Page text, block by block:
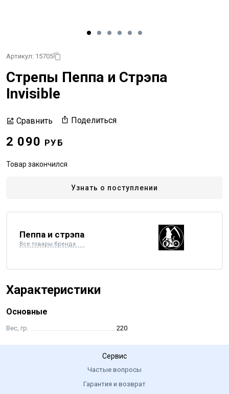
Артикул: 15705
Стрепы Пеппа и Стрэпа
Invisible
Сравнить Поделиться
2 090 РУБ
Товар закончился
Узнать о поступлении
Пеппа и стрэпа
Все товары бренда
Характеристики
Основные
Вес, гр. 220
Сервис
Частые вопросы
Гарантия и возврат